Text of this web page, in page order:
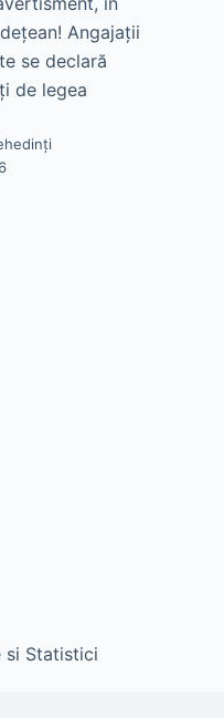
Angajații
se declară
de legea